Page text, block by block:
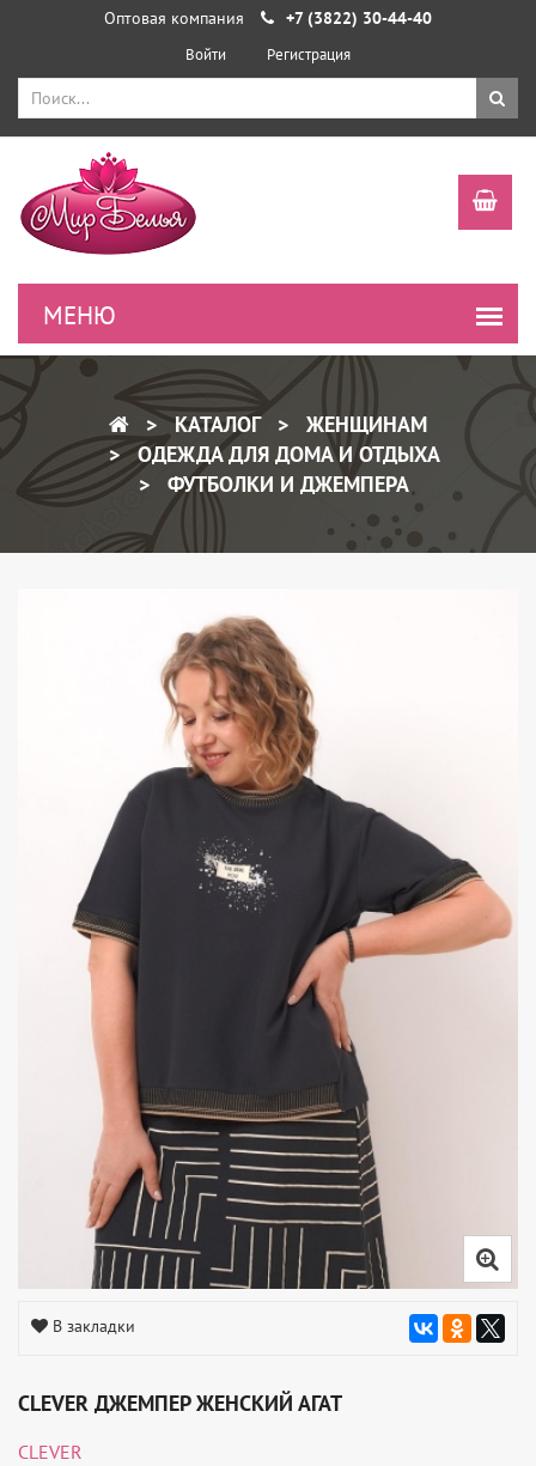
Оптовая компания +7 (3822) 30-44-40
Войти Регистрация
КАТАЛОГ
ЖЕНЩИНАМ
ОДЕЖДА ДЛЯ ДОМА И ОТДЫХА
ФУТБОЛКИ И ДЖЕМПЕРА
В закладки
CLEVER ДЖЕМПЕР ЖЕНСКИЙ АГАТ
CLEVER